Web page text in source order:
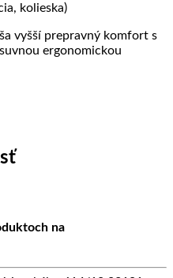
kolieska)
vyšší prepravný komfort s
ergonomickou
na